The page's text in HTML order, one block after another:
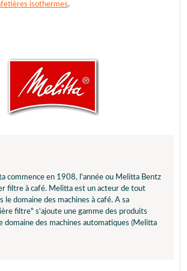
isothermes.
commence en 1908, l'année ou Melitta Bentz
filtre à café. Melitta est un acteur de tout
le domaine des machines à café. A sa
filtre" s'ajoute une gamme des produits
domaine des machines automatiques (Melitta